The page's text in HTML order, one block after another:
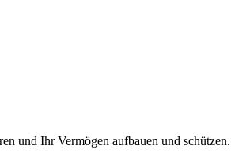
und Ihr Vermögen aufbauen und schützen.